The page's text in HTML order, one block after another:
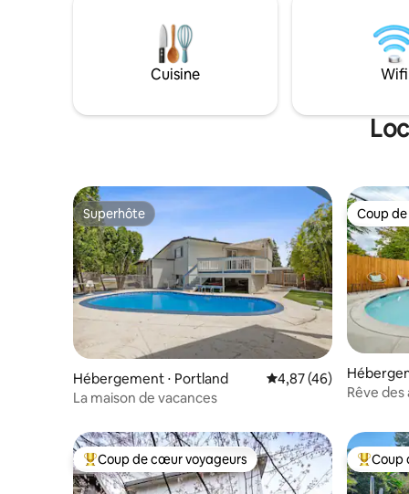
accès
Cuisine Wifi
Superhôte
Superhôte
Hébergement ⋅ Portland Évaluation moyenne
4,87 (46)
La maison de vacances
Coup
Coup
Rêve
Coups de cœur voyageurs les plus appréciés
Coup de cœur voyageurs Coups
Coup